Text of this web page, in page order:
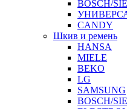
BOSCH/
CANDY
Шкив и ремень
HANSA
MIELE
BEKO
LG
SAMSUNG
BOSCH/